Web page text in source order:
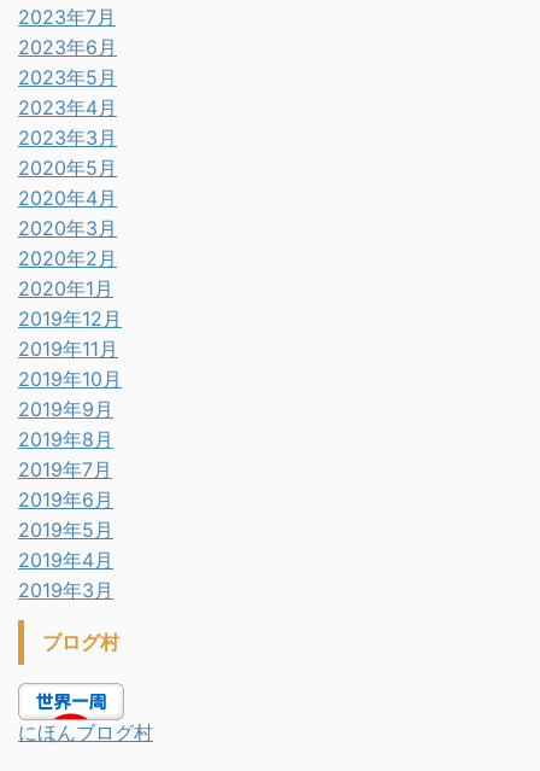
2023年7月
2023年6月
2023年5月
2023年4月
2023年3月
2020年5月
2020年4月
2020年3月
2020年2月
2020年1月
2019年12月
2019年11月
2019年10月
2019年9月
2019年8月
2019年7月
2019年6月
2019年5月
2019年4月
2019年3月
ブログ村
にほんブログ村